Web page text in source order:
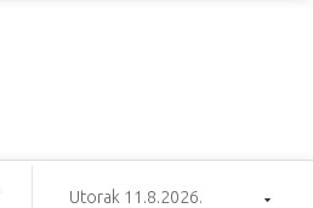
Utorak 11.8.2026.